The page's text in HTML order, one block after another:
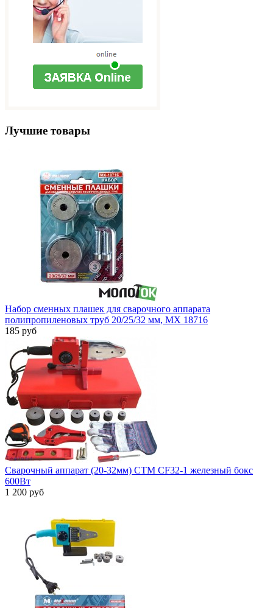
Лучшие товары
Набор сменных плашек для сварочного аппарата
полипропиленовых труб 20/25/32 мм, MX 18716
185 руб
Сварочный аппарат (20-32мм) СТМ CF32-1 железный бокс
600Вт
1 200 руб